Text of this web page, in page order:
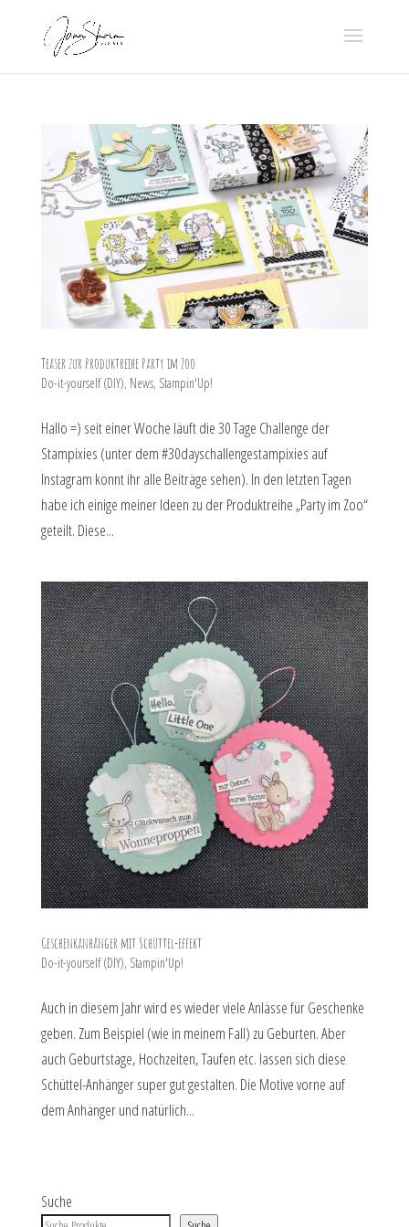
Teaser zur Produktreihe Party im Zoo
Do-it-yourself (DIY), News, Stampin'Up!
Hallo =) seit einer Woche läuft die 30 Tage Challenge der
Stampixies (unter dem #30dayschallengestampixies auf
Instagram könnt ihr alle Beiträge sehen). In den letzten Tagen
habe ich einige meiner Ideen zu der Produktreihe „Party im Zoo“
geteilt. Diese...
Geschenkanhänger mit Schüttel-effekt
Do-it-yourself (DIY), Stampin'Up!
Auch in diesem Jahr wird es wieder viele Anlässe für Geschenke
geben. Zum Beispiel (wie in meinem Fall) zu Geburten. Aber
auch Geburtstage, Hochzeiten, Taufen etc. lassen sich diese
Schüttel-Anhänger super gut gestalten. Die Motive vorne auf
dem Anhänger und natürlich...
Suche